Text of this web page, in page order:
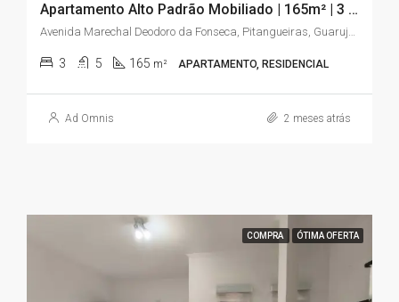
Apartamento Alto Padrão Mobiliado | 165m² | 3 Suítes | Vista para o Mar | Pitangueiras – Guarujá/SP
Avenida Marechal Deodoro da Fonseca, Pitangueiras, Guarujá, São Paulo, Região Sudeste, 11410-222, Brasil
3 5 165 m² APARTAMENTO, RESIDENCIAL
Ad Omnis 2 meses atrás
COMPRA ÓTIMA OFERTA